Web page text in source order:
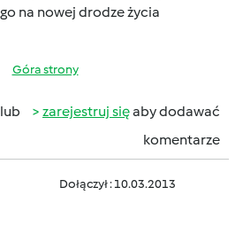
na nowej drodze życia
Góra strony
lub zarejestruj sięaby dodawać
komentarze
Dołączył : 10.03.2013